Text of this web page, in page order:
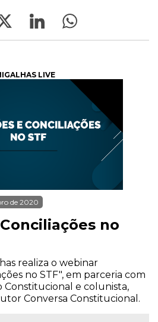
LIVE
de 2020
no
realiza o webinar
no STF", em parceria com
Constitucional e colunista,
Conversa Constitucional.